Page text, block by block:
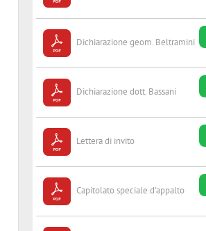
Dichiarazione geom. Beltramini
Dichiarazione dott. Bassani
Lettera di invito
Capitolato speciale d'appalto